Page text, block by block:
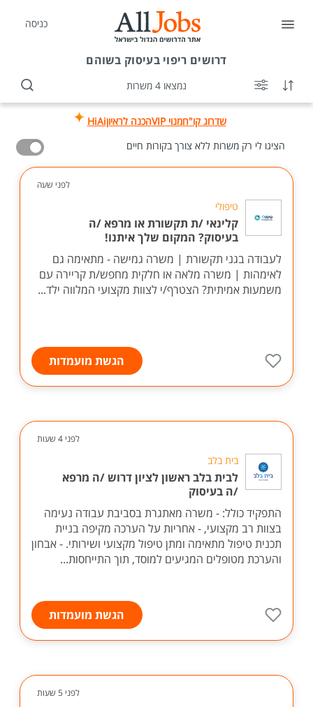
כניסה
דרושים ריפוי בעיסוק בשוהם
נמצאו 4 משרות
שדרוג קו"חמנוי VIP הכנה לראיוןHiAi
הציגו לי רק משרות ללא צורך בקורות חיים
לפני שעה
טיפולי
קלינאי /ת תקשורת או מרפא /ה
בעיסוק? המקום שלך איתנו!
לעבודה בגני תקשורת | משרה גמישה - מתאימה גם
לאימהות | משרה מלאה או חלקית מחפש/ת קריירה עם
משמעות אמיתית? הצטרף/י לצוות מקצועי המלווה ילד...
הגשת מועמדות
לפני 4 שעות
בית בלב
לבית בלב ראשון לציון דרוש /ה מרפא
/ה בעיסוק
התפקיד כולל: - משרה מאתגרת בסביבת עבודה נעימה
בצוות רב מקצועי, - אחריות על הערכה מקיפה בניית
תכנית טיפול מתאימה ומתן טיפול מקצועי ושירותי. - אבחון
והערכת מטופלים המגיעים למוסד, תוך התייחסות...
הגשת מועמדות
לפני 5 שעות